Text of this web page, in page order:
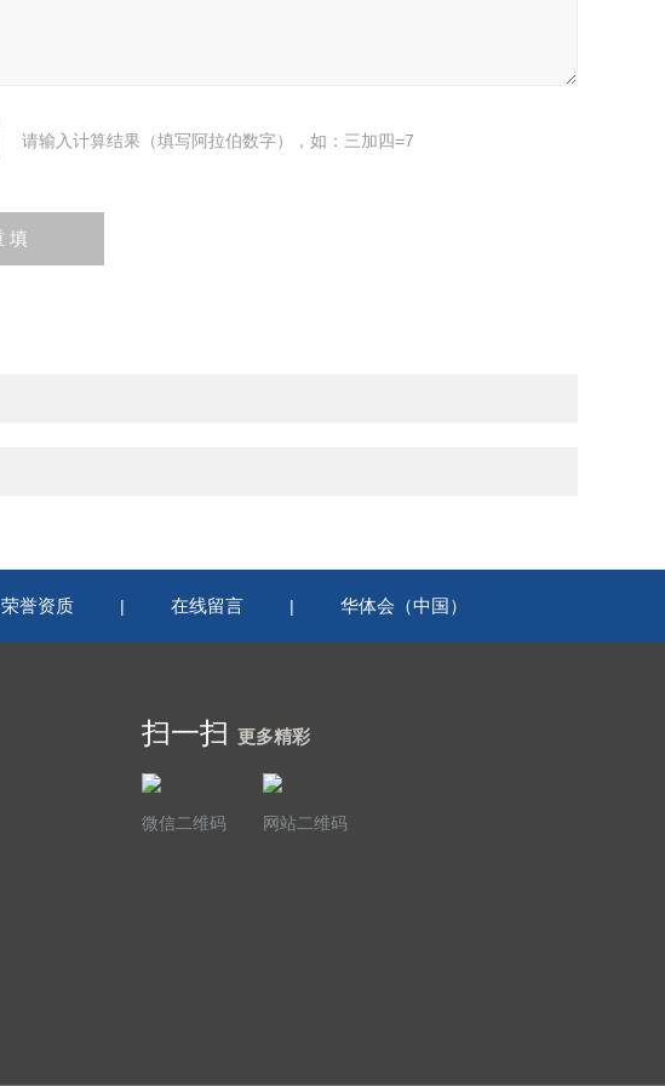
请输入计算结果（填写阿拉伯数字），如：三加四=7
荣誉资质 | 在线留言 | 华体会（中国）
扫一扫 更多精彩
微信二维码 网站二维码